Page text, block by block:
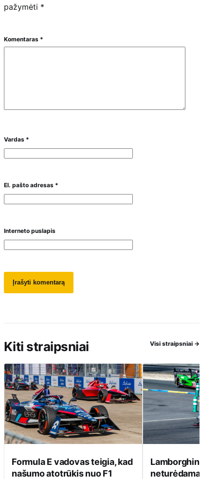
pažymėti *
Komentaras *
Vardas *
El. pašto adresas *
Interneto puslapis
Kiti straipsniai Visi straipsniai →
Formula E vadovas teigia, kad
našumo atotrūkis nuo F1
Lamborghini
neturėdama ką